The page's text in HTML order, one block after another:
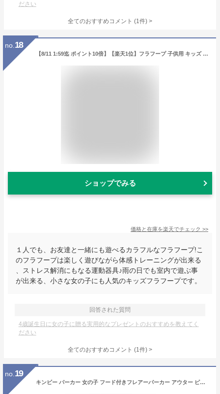
ださい
全てのおすすめコメント (1件) >
no. 18
【8/11 1:59迄 ポイント10倍】【楽天1位】フラフープ 子供用 キッズ 運動 おもちゃ 65cm 45cm 室内遊び 体幹トレーニング 小 スポーツトイ 体操 遊び ダイエット 分解できる おもちゃ 室内 雨の日 おうち時間 室内遊具 縄跳び けんけんぱ リング クリスマス プレゼント
ショップでみる
価格と在庫を楽天でチェック >>
１人でも、お友達と一緒にも遊べるカラフルなフラフープ!こ
のフラフープは楽しく遊びながら体感トレーニングが出来る
、ストレス解消にもなる運動器具♪雨の日でも室内で遊ぶ事
が出来る、小さな女の子にも人気のキッズフラフープです。
回答された質問
4歳誕生日に女の子に贈る実用的なプレゼントのおすすめを教えてく
ださい
全てのおすすめコメント (1件) >
no. 19
キンビー パーカー 女の子 フード付きフレアーパーカー アウター ピンク 4(4歳～5歳 110cm)